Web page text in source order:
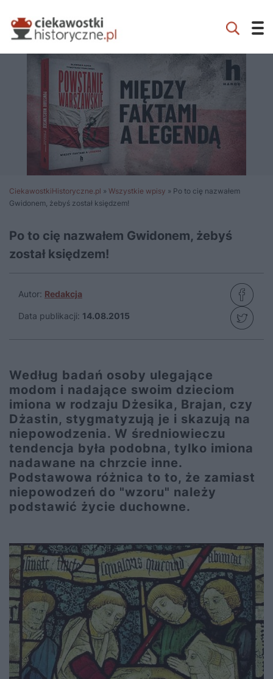
CiekawostkiHistoryczne.pl » Wszystkie wpisy » Po to cię nazwałem
Gwidonem, żebyś został księdzem!
Po to cię nazwałem Gwidonem, żebyś
został księdzem!
Autor: Redakcja
Data publikacji: 14.08.2015
Według badań osoby ulegające
modom i nadające swoim dzieciom
imiona w rodzaju Dżesika, Brajan, czy
Dżastin, stygmatyzują je i skazują na
niepowodzenia. W średniowieczu
tendencja była podobna, tylko imiona
nadawane na chrzcie inne.
Podstawowa różnica to to, że zamiast
niepowodzeń do "wzoru" należy
podstawić życie duchowne.